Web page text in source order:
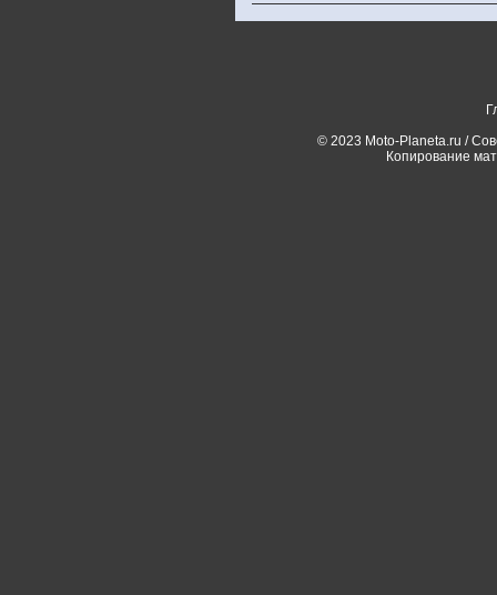
© 2023 Moto-Planeta.ru /
Копирование